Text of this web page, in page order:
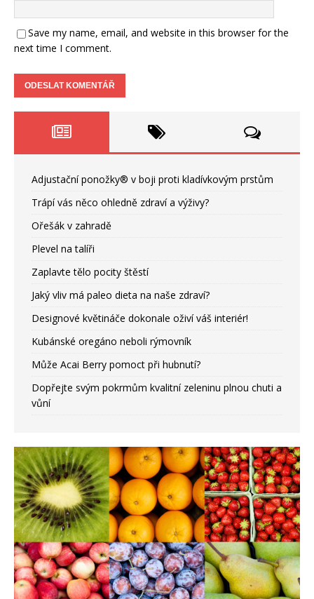
Save my name, email, and website in this browser for the
next time I comment.
Adjustační ponožky® v boji proti kladívkovým prstům
Trápí vás něco ohledně zdraví a výživy?
Ořešák v zahradě
Plevel na talíři
Zaplavte tělo pocity štěstí
Jaký vliv má paleo dieta na naše zdraví?
Designové květináče dokonale oživí váš interiér!
Kubánské oregáno neboli rýmovník
Může Acai Berry pomoct při hubnutí?
Dopřejte svým pokrmům kvalitní zeleninu plnou chuti a
vůní